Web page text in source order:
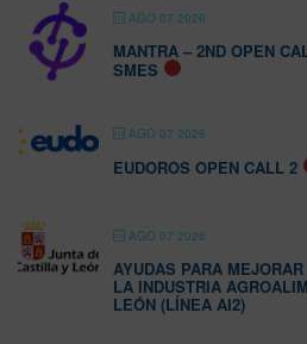
AGO 07 2026
MANTRA – 2ND OPEN
SMES
AGO 07 2026
EUDOROS OPEN CALL 2
AGO 07 2026
AYUDAS PARA
LA INDUSTRIA
LEÓN (LÍNEA AI2)